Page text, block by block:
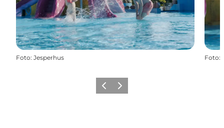
Foto: Jesperhus Foto:
Forrige billede
Næste billede